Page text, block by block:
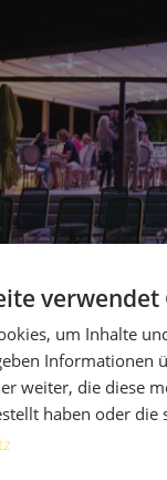
verwendet
um Inhalte
Informationen
weiter, die diese
haben oder